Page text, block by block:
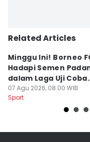
Related Articles
Minggu Ini! Borneo
Hadapi Semen
dalam Laga Uji Coba
Perdana
07 Agu 2026, 08:00 WIB
Sport